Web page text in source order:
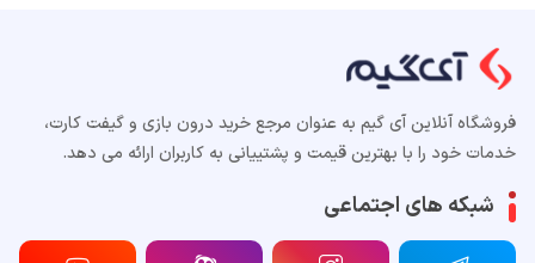
فروشگاه آنلاین آی گیم به عنوان مرجع خرید درون بازی و گیفت کارت،
خدمات خود را با بهترین قیمت و پشتییانی به کاربران ارائه می دهد.
شبکه های اجتماعی